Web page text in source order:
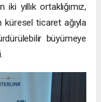
yıllık ortaklığımız,
küresel ticaret ağıyla
büyümeye